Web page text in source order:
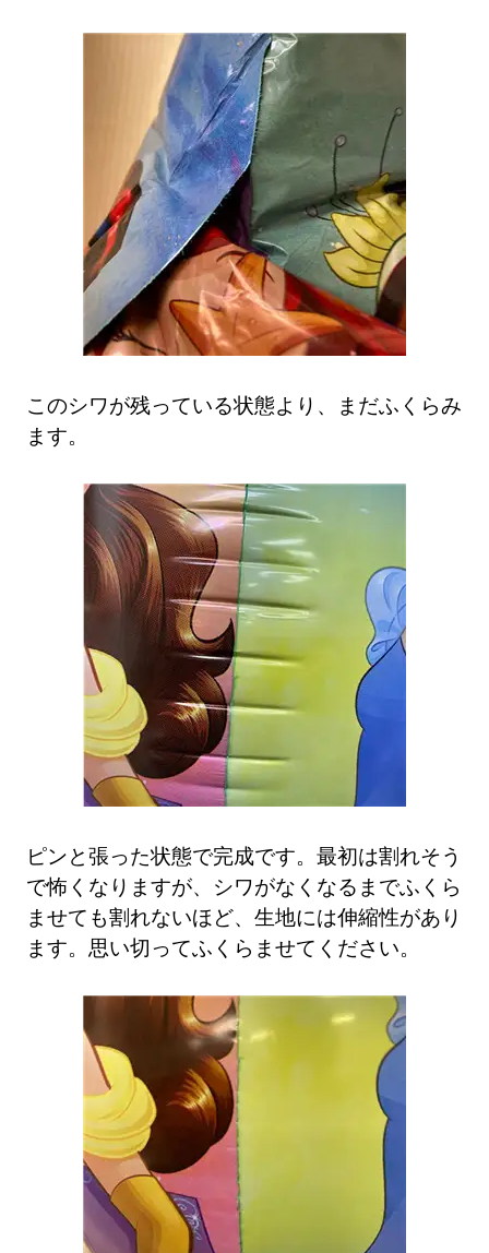
このシワが残っている状態より、まだふくらみ
ます。
ピンと張った状態で完成です。最初は割れそう
で怖くなりますが、シワがなくなるまでふくら
ませても割れないほど、生地には伸縮性があり
ます。思い切ってふくらませてください。